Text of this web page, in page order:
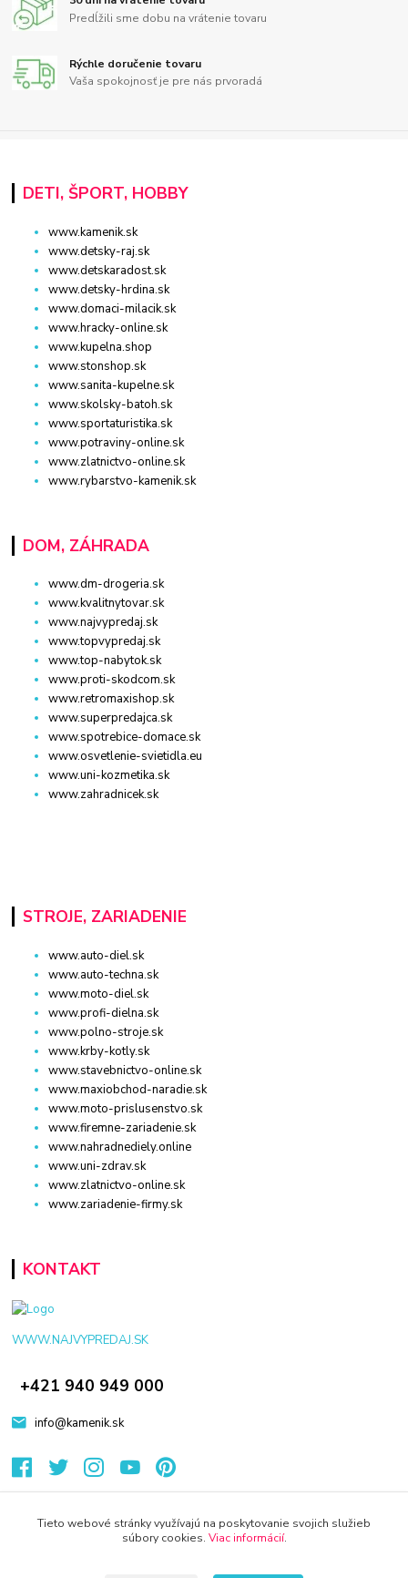
Predĺžili sme dobu na vrátenie tovaru
Rýchle doručenie tovaru
Vaša spokojnosť je pre nás prvoradá
DETI, ŠPORT, HOBBY
www.kamenik.sk
www.detsky-raj.sk
www.detskaradost.sk
www.detsky-hrdina.sk
www.domaci-milacik.sk
www.hracky-online.sk
www.kupelna.shop
www.stonshop.sk
www.sanita-kupelne.sk
www.skolsky-batoh.sk
www.sportaturistika.sk
www.potraviny-online.sk
www.zlatnictvo-online.sk
www.rybarstvo-kamenik.sk
DOM, ZÁHRADA
www.dm-drogeria.sk
www.kvalitnytovar.sk
www.najvypredaj.sk
www.topvypredaj.sk
www.top-nabytok.sk
www.proti-skodcom.sk
www.retromaxishop.sk
www.superpredajca.sk
www.spotrebice-domace.sk
www.osvetlenie-svietidla.eu
www.uni-kozmetika.sk
www.zahradnicek.sk
STROJE, ZARIADENIE
www.auto-diel.sk
www.auto-techna.sk
www.moto-diel.sk
www.profi-dielna.sk
www.polno-stroje.sk
www.krby-kotly.sk
www.stavebnictvo-online.sk
www.maxiobchod-naradie.sk
www.moto-prislusenstvo.sk
www.firemne-zariadenie.sk
www.nahradnediely.online
www.uni-zdrav.sk
www.zlatnictvo-online.sk
www.zariadenie-firmy.sk
KONTAKT
WWW.NAJVYPREDAJ.SK
+421 940 949 000
info@kamenik.sk
Eshop-rychlo.sk
Tieto webové stránky využívajú na poskytovanie svojich služieb
súbory cookies. Viac informácií.